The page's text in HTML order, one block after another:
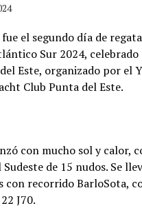
el segundo día de
Sur 2024, celebrado
Este, organizado por el
Club Punta del Este.
con mucho sol y calor,
de 15 nudos. Se
con recorrido BarloSota,
J70.